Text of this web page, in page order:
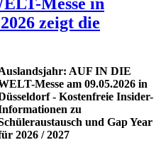
zeigt die
AUF IN DIE
Messe am 09.05.2026 in
- Kostenfreie Insider-
zu
und Gap Year
2026 / 2027